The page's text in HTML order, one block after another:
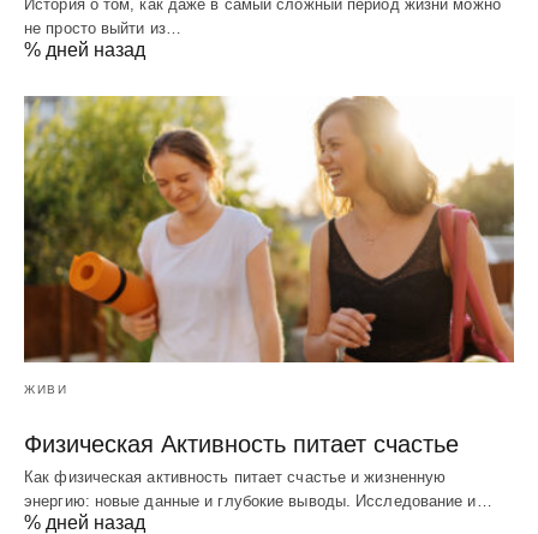
История о том, как даже в самый сложный период жизни можно
не просто выйти из…
% дней назад
ЖИВИ
Физическая Активность питает счастье
Как физическая активность питает счастье и жизненную
энергию: новые данные и глубокие выводы. Исследование и…
% дней назад